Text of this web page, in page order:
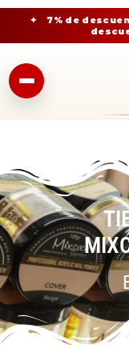
✦ 7% de